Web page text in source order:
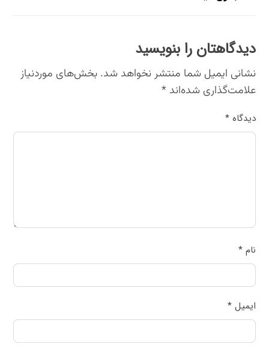
دیدگاهتان را بنویسید
نشانی ایمیل شما منتشر نخواهد شد. بخش‌های موردنیاز
علامت‌گذاری شده‌اند*
دیدگاه*
نام*
ایمیل*